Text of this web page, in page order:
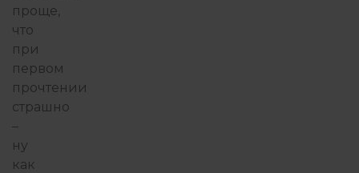
проще,
что
при
первом
прочтении
страшно
–
ну
как